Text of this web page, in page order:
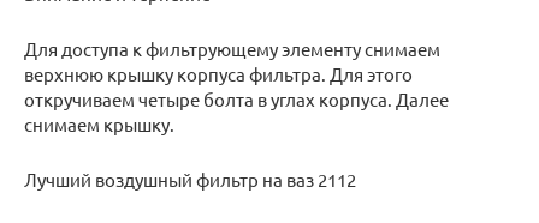
Для доступа к фильтрующему элементу снимаем
верхнюю крышку корпуса фильтра. Для этого
откручиваем четыре болта в углах корпуса. Далее
снимаем крышку.
Лучший воздушный фильтр на ваз 2112